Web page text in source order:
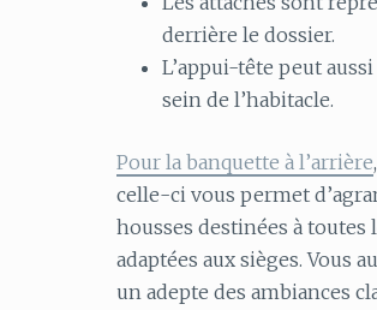
derrière le dossier.
L’appui-tête peut
sein de l’habitacle.
Pour la banquette à l’arrière
celle-ci vous permet
housses destinées à
adaptées aux sièges. Vous
un adepte des ambiances